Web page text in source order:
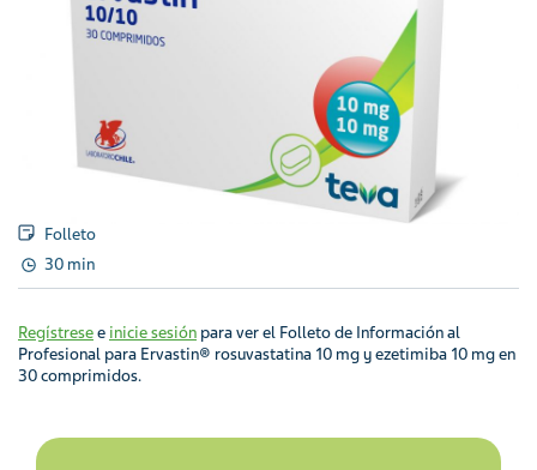
Folleto
30 min
Regístresee inicie sesión para ver el Folleto de Información al
Profesional para Ervastin® rosuvastatina 10 mg y ezetimiba 10 mg en
30 comprimidos.